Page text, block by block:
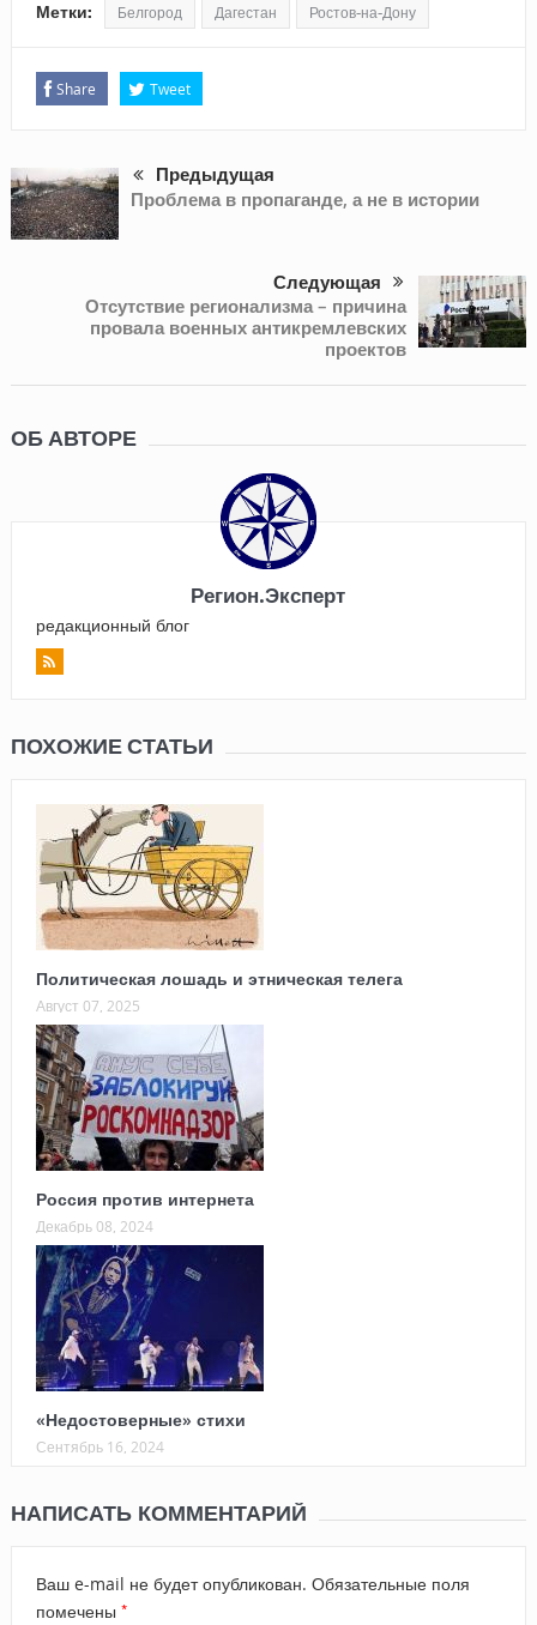
Метки: Белгород Дагестан Ростов-на-Дону
Share Tweet
Предыдущая
Проблема в пропаганде, а не в истории
Следующая
Отсутствие регионализма – причина
провала военных антикремлевских
проектов
ОБ АВТОРЕ
Регион.Эксперт
редакционный блог
ПОХОЖИЕ СТАТЬИ
Политическая лошадь и этническая телега
Август 07, 2025
Россия против интернета
Декабрь 08, 2024
«Недостоверные» стихи
Сентябрь 16, 2024
НАПИСАТЬ КОММЕНТАРИЙ
Ваш e-mail не будет опубликован. Обязательные поля
помечены *